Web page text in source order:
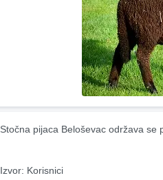
Stočna pijaca Beloševac održava se
Izvor: Korisnici